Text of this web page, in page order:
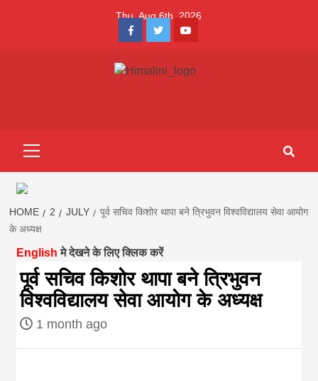
Thu. Aug 6th, 2026
FacebookTwitterYoutube
hindi
||madhesh
first hindi
magazine of
Nepal brings
HOME 2 JULY
पूर्व सचिव किशोर थापा बने त्रिभुवन विश्वविद्यालय सेवा आयोग
के अध्यक्ष
English मे देखने के लिए क्लिक करें
पूर्व सचिव किशोर थापा बने त्रिभुवन
विश्वविद्यालय सेवा आयोग के अध्यक्ष
1 month ago